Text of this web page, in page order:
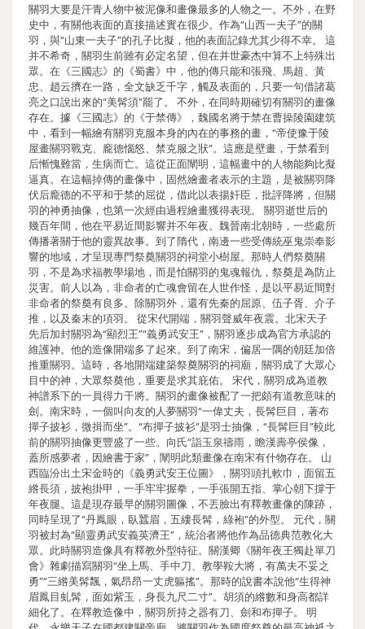
關羽大要是汗青人物中被泥像和畫像最多的人物之一。不外，在野
史中，有關他表面的直接描述實在很少。作為“山西一夫子”的關
羽，與“山東一夫子”的孔子比擬，他的表面記錄尤其少得不幸。 這
并不希奇，關羽生前雖有必定名望，但在并世豪杰中算不上特殊出
眾。在《三國志》的《蜀書》中，他的傳只能和張飛、馬超、黃
忠、趙云擠在一路，全文缺乏千字，觸及表面的，只要一句借諸葛
亮之口說出來的“美髯須”罷了。 不外，在同時期確切有關羽的畫像
存在。據《三國志》的《于禁傳》，魏國名將于禁在曹操陵園建筑
中，看到一幅繪有關羽克服本身的內在的事務的畫，“帝使豫于陵
屋畫關羽戰克、龐德惱怒、禁克服之狀”。這應是壁畫，于禁看到
后慚愧難當，生病而亡。這從正面闡明，這幅畫中的人物能夠比擬
逼真。在這幅掉傳的畫像中，固然繪畫者表示的主題，是被關羽降
伏后龐德的不平和于禁的屈從，借此以表揚奸臣，批評降將，但關
羽的神勇抽像，也第一次經由過程繪畫獲得表現。 關羽逝世后的
幾百年間，他在平易近間影響并不年夜。魏晉南北朝時，一些處所
傳播著關于他的靈異故事。到了隋代，南邊一些受傳統巫鬼崇奉影
響的地域，才呈現專門祭奠關羽的祠堂小樹屋。那時人們祭奠關
羽，不是為求福教學場地，而是怕關羽的鬼魂報仇，祭奠是為防止
災害。前人以為，非命者的亡魂會留在人世作怪，是以平易近間對
非命者的祭奠有良多。除關羽外，還有先秦的屈原、伍子胥、介子
推，以及秦末的項羽。 從宋代開端，關羽聲威年夜震。北宋天子
先后加封關羽為“顯烈王”“義勇武安王”，關羽逐步成為官方承認的
維護神。他的造像開端多了起來。到了南宋，偏居一隅的朝廷加倍
推重關羽。這時，各地開端建築祭奠關羽的祠廟，關羽成了大眾心
目中的神，大眾祭奠他，重要是求其庇佑。 宋代，關羽成為道教
神譜系下的一員得力干將。關羽的畫像被配了一把頗有道教意味的
劍。南宋時，一個叫向友的人夢關羽“一偉丈夫，長髯巨目，著布
撣子披衫，微揖而坐”。“布撣子披衫”是羽士抽像，“長髯巨目”較此
前的關羽抽像更豐盛了一些。向氏“詣玉泉禱雨，瞻漢壽亭侯像，
蓋所感夢者，因繪書于家”，闡明此類畫像在南宋有什物存在。 山
西臨汾出土宋金時的《義勇武安王位圖》，關羽頭扎軟巾，面留五
綹長須，披袍掛甲，一手牢牢握拳，一手張開五指、掌心朝下撐于
年夜腿。這是現存最早的關羽圖像，不丟臉出有釋教畫像的陳跡，
同時呈現了“丹鳳眼，臥蠶眉，五縷長髯，綠袍”的外型。 元代，關
羽被封為“顯靈勇武安義英濟王”，統治者將他作為品德典范教化大
眾。此時關羽造像具有釋教外型特征。關漢卿《關年夜王獨赴單刀
會》雜劇描寫關羽“坐上馬、手中刀、教學鞍大將，有萬夫不妥之
勇”“三綹美髯飄，氣昂昂一丈虎軀搖”。那時的說書本說他“生得神
眉鳳目虬髯，面如紫玉，身長九尺二寸”。胡須的綹數和身高都詳
細化了。在釋教造像中，關羽所持之器有刀、劍和布撣子。 明